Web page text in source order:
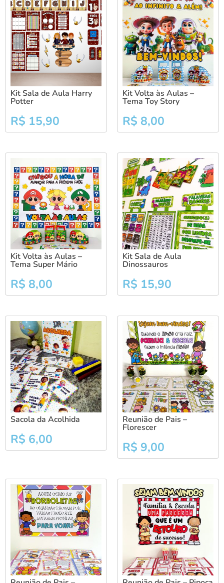
Kit Sala de Aula Harry
Potter
R$ 15,90
Kit Volta às Aulas –
Tema Toy Story
R$ 8,00
Kit Volta às Aulas –
Tema Super Mário
R$ 8,00
Kit Sala de Aula
Dinossauros
R$ 15,90
Sacola da Acolhida
R$ 6,00
Reunião de Pais –
Florescer
R$ 9,00